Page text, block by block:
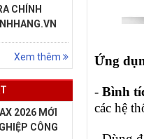
CHÍNH
Xem thêm
2026 MỚI
CÔNG
Ứng
- Bình
các hệ